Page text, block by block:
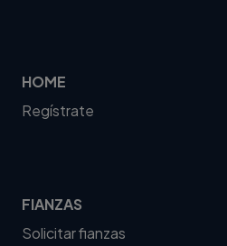
HOME
Regístrate
FIANZAS
Solicitar fianzas